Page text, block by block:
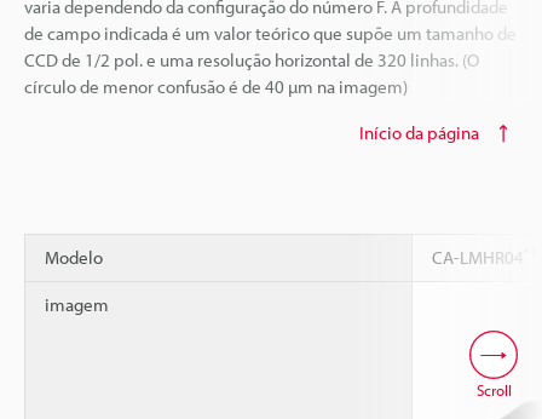
varia dependendo da configuração do número F. A profundidade
de campo indicada é um valor teórico que supõe um tamanho de
CCD de 1/2 pol. e uma resolução horizontal de 320 linhas. (O
círculo de menor confusão é de 40 µm na imagem)
Início da página
Modelo CA-LMHR04
imagem
Scroll